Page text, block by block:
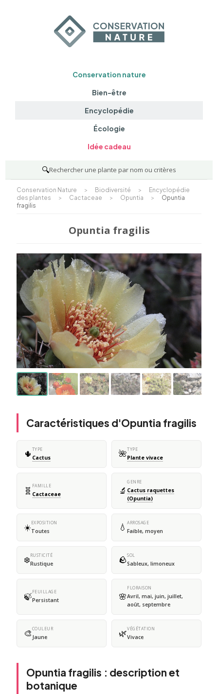
Conservation nature
Bien-être
Encyclopédie
Écologie
Idée cadeau
🔍Rechercher une plante par nom ou critères
Conservation Nature > Biodiversité >
Encyclopédie
des plantes
> Cactaceae > Opuntia >
Opuntia
fragilis
Opuntia fragilis
Caractéristiques d'Opuntia fragilis
🌵 TYPE
Cactus 🌺TYPE
Plante vivace
🧬 FAMILLE
Cactaceae 🔬
GENRE
Cactus raquettes
(Opuntia)
☀️EXPOSITION
Toutes 💧 ARROSAGE
Faible, moyen
❄️RUSTICITÉ
Rustique 🪨SOL
Sableux, limoneux
🍃FEUILLAGE
Persistant 🌸
FLORAISON
Avril, mai, juin, juillet,
août, septembre
🎨COULEUR
Jaune 🌿VÉGÉTATION
Vivace
Opuntia fragilis : description et
botanique